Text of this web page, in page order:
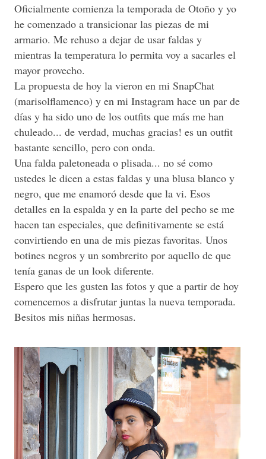
Oficialmente comienza la temporada de Otoño y yo
he comenzado a transicionar las piezas de mi
armario. Me rehuso a dejar de usar faldas y
mientras la temperatura lo permita voy a sacarles el
mayor provecho.
La propuesta de hoy la vieron en mi SnapChat
(marisolflamenco) y en mi Instagram hace un par de
días y ha sido uno de los outfits que más me han
chuleado... de verdad, muchas gracias! es un outfit
bastante sencillo, pero con onda.
Una falda paletoneada o plisada... no sé como
ustedes le dicen a estas faldas y una blusa blanco y
negro, que me enamoró desde que la vi. Esos
detalles en la espalda y en la parte del pecho se me
hacen tan especiales, que definitivamente se está
convirtiendo en una de mis piezas favoritas. Unos
botines negros y un sombrerito por aquello de que
tenía ganas de un look diferente.
Espero que les gusten las fotos y que a partir de hoy
comencemos a disfrutar juntas la nueva temporada.
Besitos mis niñas hermosas.